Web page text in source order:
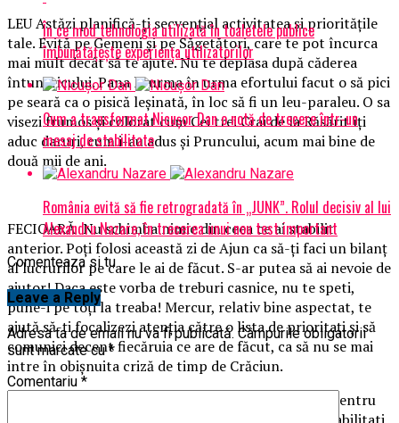
LEU Astăzi planifică-ţi secvenţial activitatea şi priorităţile
tale. Evită pe Gemeni şi pe Săgetători, care te pot încurca
mai mult decât să te ajute. Nu te deplasa după căderea
întunericului. Pana la urma în urma efortului facut o să pici
pe seară ca o pisică leşinată, în loc să fi un leu-paraleu. O sa
visezi frumos şi colorat cum Cei trei Crai de la Răsărit îţi
aduc daruri, cum i-au adus şi Pruncului, acum mai bine de
două mii de ani.
FECIOARĂ Nu schimba nimic din ceea ce ai stabilit
anterior. Poţi folosi această zi de Ajun ca să-ţi faci un bilanţ
al lucrurilor pe care le ai de făcut. S-ar putea să ai nevoie de
ajutor! Daca este vorba de treburi casnice, nu te speti,
pune-i pe toţi la treaba! Mercur, relativ bine aspectat, te
ajută să-ţi focalizezi atenţia către o lista de prioritaţi şi să
comunici decent fiecăruia ce are de făcut, ca să nu se mai
intre în obişnuita criză de timp de Crăciun.
BALANŢĂ Eşti tentat să cheltuiesti mult şi utopic pentru
În ce mod tehnologia utilizată în toaletele publice
îmbunătățește experiența utilizatorilor
Cum a transformat Nicușor Dan o notă de trecere într-un
mesaj de stabilitate
România evită să fie retrogradată în „JUNK”. Rolul decisiv al lui
Alexandru Nazare, în trecerea unui nou test important
Comenteaza si tu
Leave a Reply
Adresa ta de email nu va fi publicată. Câmpurile obligatorii
sunt marcate cu*
Comentariu *